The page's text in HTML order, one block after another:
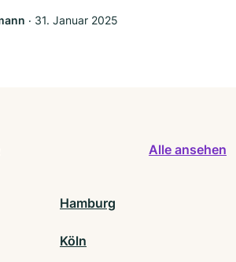
‧ 31. Januar 2025
Alle ansehen
Hamburg
Köln